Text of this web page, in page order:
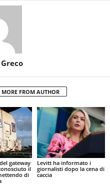
MORE FROM AUTHOR
gateway
il
di
Levitt ha informato i
giornalisti dopo la cena di
caccia